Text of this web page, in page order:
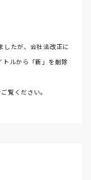
たが、会社法改正に
ルから「新」を削除
ご覧ください。